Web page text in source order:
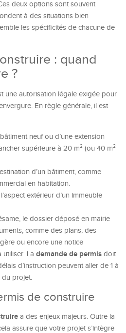
deux options sont souvent
à des situations bien
les spécificités de chacune de
: quand
?
une autorisation légale exigée pour
En règle générale, il est
neuf ou d’une extension
supérieure à 20 m² (ou 40 m²
d’un bâtiment, comme
en habitation.
extérieur d’un immeuble
le dossier déposé en mairie
comme des plans, des
ou encore une notice
La demande de permis doit
d’instruction peuvent aller de 1 à
du projet.
de construire
a des enjeux majeurs. Outre la
assure que votre projet s’intègre